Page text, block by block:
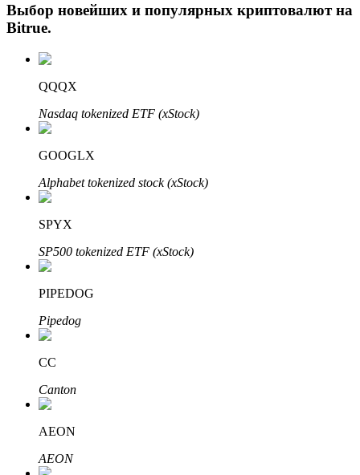
Авто Инвест
Получите долгосрочную прибыль и гибкие проценты
Bitrue
Выбор новейших и популярных криптовалют на
Bitrue.
QQQX
Nasdaq tokenized ETF (xStock)
GOOGLX
Alphabet tokenized stock (xStock)
SPYX
SP500 tokenized ETF (xStock)
PIPEDOG
Pipedog
CC
Canton
AEON
AEON